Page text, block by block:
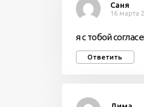
Саня
16 марта
я с тобой
Ответить